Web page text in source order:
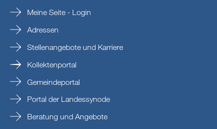
Meine Seite - Login
Adressen
Stellenangebote und Karriere
Kollektenportal
Gemeindeportal
Portal der Landessynode
Beratung und Angebote